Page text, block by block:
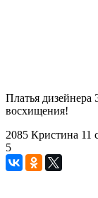
Платья
восхищения!
2085 Кристина 11
5